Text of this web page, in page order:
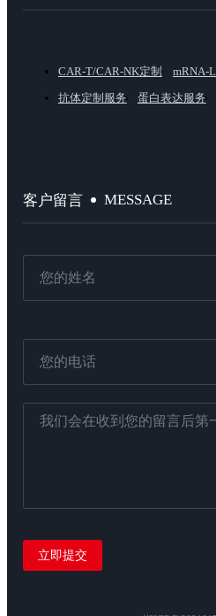
CAR-T/CAR-NK定制 mRNA-
抗体定制服务
蛋白表达服务
客户留言 MESSAGE